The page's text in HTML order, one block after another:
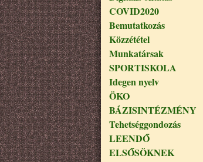
COVID2020
Bemutatkozás
Közzététel
Munkatársak
SPORTISKOLA
Idegen nyelv
ÖKO
BÁZISINTÉZMÉNY
Tehetséggondozás
LEENDŐ
ELSŐSÖKNEK